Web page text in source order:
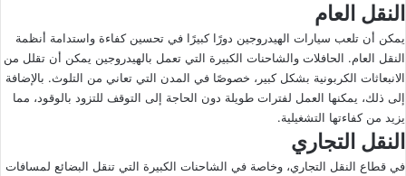
النقل العام
يمكن أن تلعب سيارات الهيدروجين دورًا كبيرًا في تحسين كفاءة واستدامة أنظمة
النقل العام. الحافلات والشاحنات الكبيرة التي تعمل بالهيدروجين يمكن أن تقلل من
الانبعاثات الكربونية بشكل كبير، خصوصًا في المدن التي تعاني من التلوث. بالإضافة
إلى ذلك، يمكنها العمل لفترات طويلة دون الحاجة إلى التوقف للتزود بالوقود، مما
يزيد من كفاءتها التشغيلية.
النقل التجاري
في قطاع النقل التجاري، وخاصة في الشاحنات الكبيرة التي تنقل البضائع لمسافات